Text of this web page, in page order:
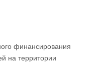
финансирования
на территории